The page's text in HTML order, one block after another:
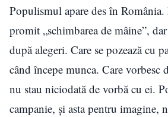
Populismul apare des în
promit „schimbarea de mâine”,
după alegeri. Care se pozează cu
când începe munca. Care vorbesc
nu stau niciodată de vorbă cu ei.
campanie, și asta pentru imagine,